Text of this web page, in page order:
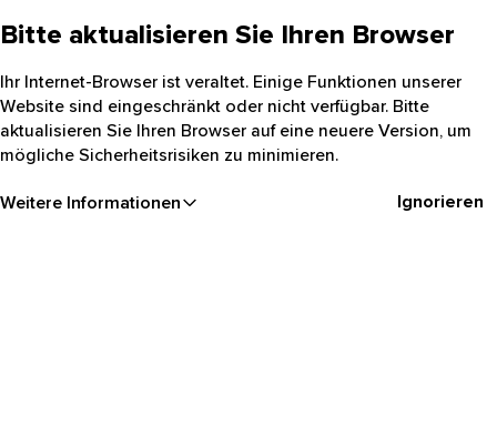
Bitte aktualisieren Sie Ihren Browser
Ihr Internet-Browser ist veraltet. Einige Funktionen unserer
Website sind eingeschränkt oder nicht verfügbar. Bitte
aktualisieren Sie Ihren Browser auf eine neuere Version, um
mögliche Sicherheitsrisiken zu minimieren.
Weitere Informationen Ignorieren